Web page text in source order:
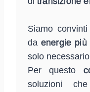
Siamo
da energie
solo
Per questo
soluzioni